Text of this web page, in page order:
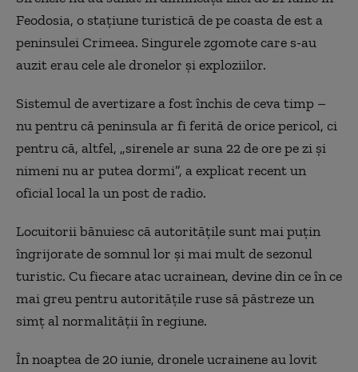
Feodosia, o stațiune turistică de pe coasta de est a
peninsulei Crimeea. Singurele zgomote care s-au
auzit erau cele ale dronelor și exploziilor.
Sistemul de avertizare a fost închis de ceva timp –
nu pentru că peninsula ar fi ferită de orice pericol, ci
pentru că, altfel, „sirenele ar suna 22 de ore pe zi și
nimeni nu ar putea dormi”, a explicat recent un
oficial local la un post de radio.
Locuitorii bănuiesc că autoritățile sunt mai puțin
îngrijorate de somnul lor și mai mult de sezonul
turistic. Cu fiecare atac ucrainean, devine din ce în ce
mai greu pentru autoritățile ruse să păstreze un
simț al normalității în regiune.
În noaptea de 20 iunie, dronele ucrainene au lovit